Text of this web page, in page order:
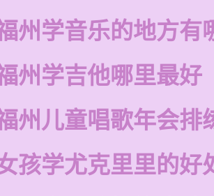
州学音乐的地方有
州学吉他哪里最好
州儿童唱歌年会排
孩学尤克里里的好